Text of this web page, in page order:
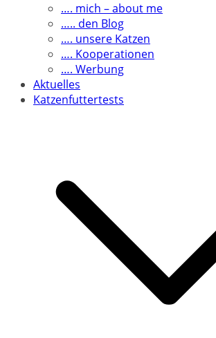
…. mich – about me
….. den Blog
…. unsere Katzen
…. Kooperationen
…. Werbung
Aktuelles
Katzenfuttertests